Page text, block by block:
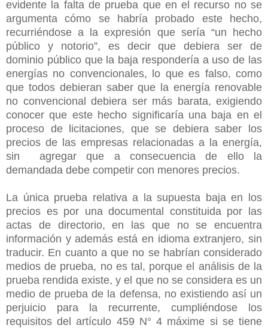
evidente la falta de prueba que en el recurso no se
argumenta cómo se habría probado este hecho,
recurriéndose a la expresión que sería “un hecho
público y notorio”, es decir que debiera ser de
dominio público que la baja respondería a uso de las
energías no convencionales, lo que es falso, como
que todos debieran saber que la energía renovable
no convencional debiera ser más barata, exigiendo
conocer que este hecho significaría una baja en el
proceso de licitaciones, que se debiera saber los
precios de las empresas relacionadas a la energía,
sin agregar que a consecuencia de ello la
demandada debe competir con menores precios.
La única prueba relativa a la supuesta baja en los
precios es por una documental constituida por las
actas de directorio, en las que no se encuentra
información y además está en idioma extranjero, sin
traducir. En cuanto a que no se habrían considerado
medios de prueba, no es tal, porque el análisis de la
prueba rendida existe, y el que no se considera es un
medio de prueba de la defensa, no existiendo así un
perjuicio para la recurrente, cumpliéndose los
requisitos del artículo 459 N° 4 máxime si se tiene